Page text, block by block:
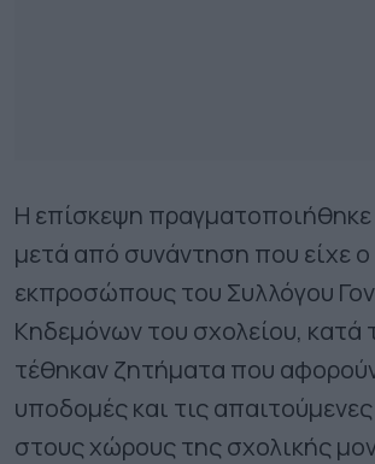
Η επίσκεψη πραγματοποιήθηκε
μετά από συνάντηση που είχε
εκπροσώπους του Συλλόγου
Κηδεμόνων του σχολείου, κατά
τέθηκαν ζητήματα που
υποδομές και τις
στους χώρους της σχολικής